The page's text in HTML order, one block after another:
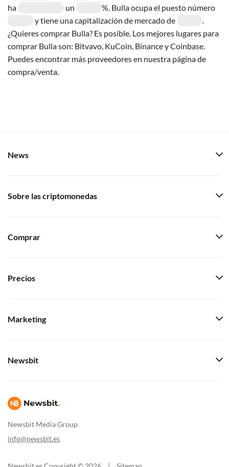
ha
un
%. Bulla ocupa el puesto número
y tiene una capitalización de mercado de
.
¿Quieres comprar Bulla? Es posible. Los mejores lugares para
comprar Bulla son: Bitvavo, KuCoin, Binance y Coinbase.
Puedes encontrar más proveedores en nuestra página de
compra/venta.
Newsbit Media Group
info@newsbit.es
News
Sobre las criptomonedas
Comprar
Precios
Marketing
Newsbit